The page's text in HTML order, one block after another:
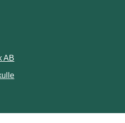
AB
Länk till annan webbplats.
webbplats.